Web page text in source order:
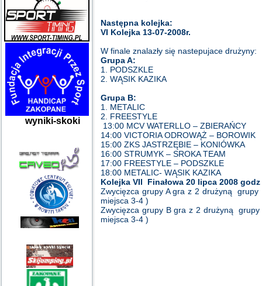
wyniki-skoki
Następna kolejka:
VI Kolejka 13-07-2008r.
W finale znalazły się nastepujace drużyny:
Grupa A:
1. PODSZKLE
2. WĄSIK KAZIKA
Grupa B:
1. METALIC
2. FREESTYLE
13:00 MCV WATERLLO –
14:00 VICTORIA ODROWĄŻ –
15:00 ZKS JASTRZĘBIE –
16:00 STRUMYK – SROKA TEAM
17:00 FREESTYLE – PODSZKLE
18:00 METALIC- WĄSIK KAZIKA
Kolejka VII Finałowa 20 lipca 2008 godz
Zwycięzca grupy A gra z 2 drużyną
miejsca 3-4 )
Zwycięzca grupy B gra z 2 drużyną
miejsca 3-4 )